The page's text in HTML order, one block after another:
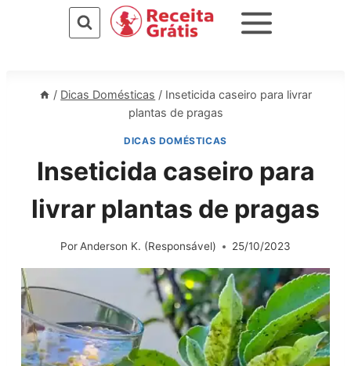
/ Dicas Domésticas / Inseticida caseiro para livrar
plantas de pragas
DICAS DOMÉSTICAS
Inseticida caseiro para
livrar plantas de pragas
PorAnderson K. (Responsável) 25/10/2023